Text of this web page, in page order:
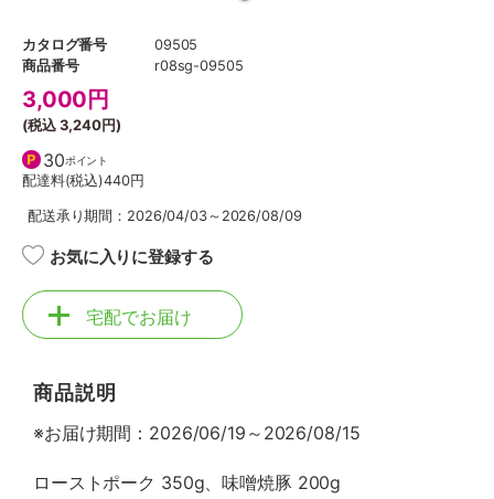
カタログ番号
09505
商品番号
r08sg-09505
3,000 円
(税込3,240円)
30ポイント
配達料(税込)440円
配送承り期間：2026/04/03～2026/08/09
お気に入りに登録する
宅配でお届け
商品説明
※お届け期間：2026/06/19～2026/08/15
ローストポーク 350g、味噌焼豚 200g